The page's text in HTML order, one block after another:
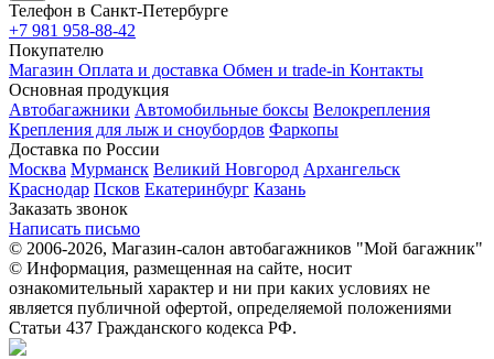
Телефон в Санкт-Петербурге
+7 981 958-88-42
Покупателю
Магазин Оплата и доставка Обмен и trade-in Контакты
Основная продукция
Автобагажники Автомобильные боксы Велокрепления
Крепления для лыж и сноубордов Фаркопы
Доставка по России
Москва Мурманск Великий Новгород Архангельск
Краснодар Псков Екатеринбург Казань
Заказать звонок
Написать письмо
© 2006-2026, Магазин-салон автобагажников "Мой багажник"
© Информация, размещенная на сайте, носит
ознакомительный характер и ни при каких условиях не
является публичной офертой, определяемой положениями
Статьи 437 Гражданского кодекса РФ.